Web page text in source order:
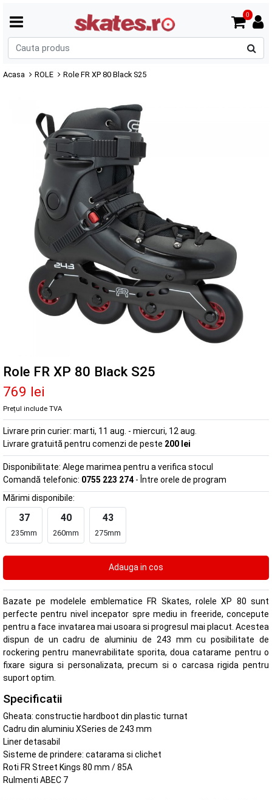
0
Acasa ROLE Role FR XP 80 Black S25
Role FR XP 80 Black S25
769 lei
Prețul include TVA
Livrare prin curier: marti, 11 aug. - miercuri, 12 aug.
Livrare gratuită pentru comenzi de peste 200 lei
Disponibilitate: Alege marimea pentru a verifica stocul
Comandă telefonic: 0755 223 274 - Între orele de program
Mărimi disponibile:
37
235mm
40
260mm
43
275mm
Bazate pe modelele emblematice FR Skates, rolele XP 80 sunt
perfecte pentru nivel incepator spre mediu in freeride, concepute
pentru a face invatarea mai usoara si progresul mai placut. Acestea
dispun de un cadru de aluminiu de 243 mm cu posibilitate de
rockering pentru manevrabilitate sporita, doua catarame pentru o
fixare sigura si personalizata, precum si o carcasa rigida pentru
suport optim.
Specificatii
Gheata: constructie hardboot din plastic turnat
Cadru din aluminiu XSeries de 243 mm
Liner detasabil
Sisteme de prindere: catarama si clichet
Roti FR Street Kings 80 mm / 85A
Rulmenti ABEC 7